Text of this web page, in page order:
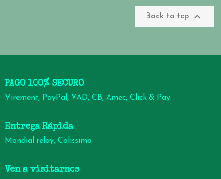
Back to top 
PAGO 100% SECURO
Virement, PayPal, VAD, CB, Amec, Click & Pay
Entrega Rápida
Mondial relay, Colissimo
Ven a visitarnos